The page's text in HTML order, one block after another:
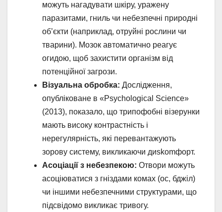
можуть нагадувати шкіру, уражену
паразитами, гниль чи небезпечні природні
об’єкти (наприклад, отруйні рослини чи
тварини). Мозок автоматично реагує
огидою, щоб захистити організм від
потенційної загрози.
Візуальна обробка: Дослідження,
опубліковане в «Psychological Science»
(2013), показало, що трипофобні візерунки
мають високу контрастність і
нерегулярність, які перевантажують
зорову систему, викликаючи диskomфорт.
Асоціації з небезпекою: Отвори можуть
асоціюватися з гніздами комах (ос, бджіл)
чи іншими небезпечними структурами, що
підсвідомо викликає тривогу.